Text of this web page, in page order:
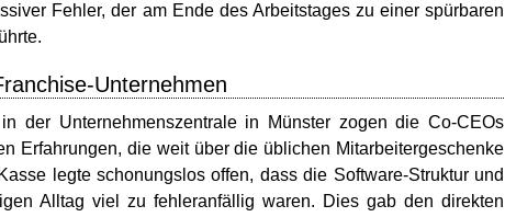
Fehler, der am Ende des Arbeitstages zu einer spürbaren
Unternehmen
der Unternehmenszentrale in Münster zogen die Co-CEOs
Erfahrungen, die weit über die üblichen Mitarbeitergeschenke
legte schonungslos offen, dass die Software-Struktur und
Alltag viel zu fehleranfällig waren. Dies gab den direkten